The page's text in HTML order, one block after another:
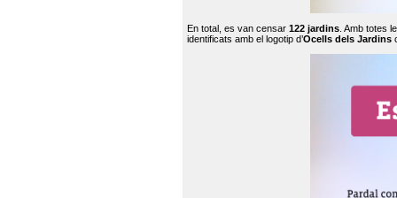
En total, es van censar 122 jardins . Amb totes
identificats amb el logotip d’Ocells dels Jardins